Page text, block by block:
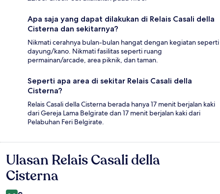
Apa saja yang dapat dilakukan di Relais Casali della
Cisterna dan sekitarnya?
Nikmati cerahnya bulan-bulan hangat dengan kegiatan seperti
dayung/kano. Nikmati fasilitas seperti ruang
permainan/arcade, area piknik, dan taman.
Seperti apa area di sekitar Relais Casali della
Cisterna?
Relais Casali della Cisterna berada hanya 17 menit berjalan kaki
dari Gereja Lama Belgirate dan 17 menit berjalan kaki dari
Pelabuhan Feri Belgirate.
Ulasan
Ulasan Relais Casali della
Cisterna